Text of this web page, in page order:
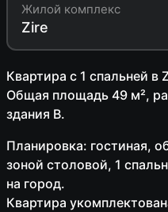
Жилой комплекс
Zire
Квартира с 1 спальней в
Общая площадь 49 м²,
здания B.
Планировка: гостиная,
зоной столовой, 1
на город.
Квартира